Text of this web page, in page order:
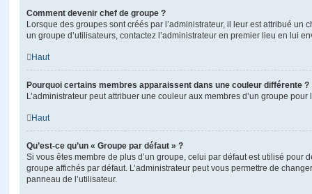
Comment devenir chef de groupe ?
Lorsque des groupes sont créés par l’administrateur, il leur est attribué un
un groupe d’utilisateurs, contactez l’administrateur en premier lieu en lui
Haut
Pourquoi certains membres apparaissent dans une couleur différente ?
L’administrateur peut attribuer une couleur aux membres d’un groupe
Haut
Qu’est-ce qu’un « Groupe par défaut » ?
Si vous êtes membre de plus d’un groupe, celui par défaut est utilisé pour
groupe affichés par défaut. L’administrateur peut vous permettre de
panneau de l’utilisateur.